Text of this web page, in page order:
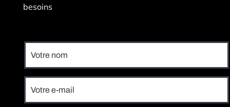
besoins